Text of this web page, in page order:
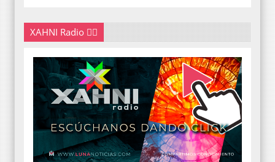
XAHNI Radio 👇🏽